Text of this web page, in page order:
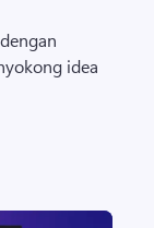
idea